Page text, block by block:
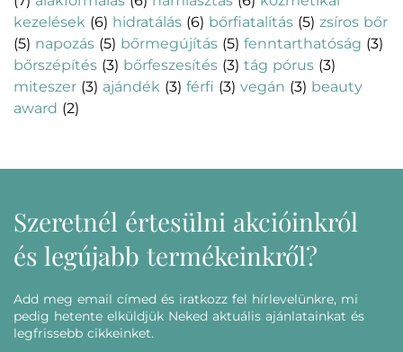
kezelések (6) hidratálás (6) bőrfiatalítás (5) zsíros bőr
(5) napozás (5) bőrmegújítás (5) fenntarthatóság (3)
bőrszépítés (3) bőrfeszesítés (3) tág pórus (3)
miteszer (3) ajándék (3) férfi (3) vegán (3) beauty
award (2)
Szeretnél értesülni akcióinkról
és legújabb termékeinkről?
Add meg email címed és iratkozz fel hírlevelünkre, mi
pedig hetente elküldjük Neked aktuális ajánlatainkat és
legfrissebb cikkeinket.